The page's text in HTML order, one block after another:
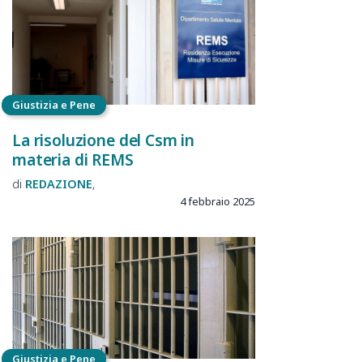
Giustizia e Pene
La risoluzione del Csm in
materia di REMS
REDAZIONE
4 febbraio 2025
Giustizia e Pene